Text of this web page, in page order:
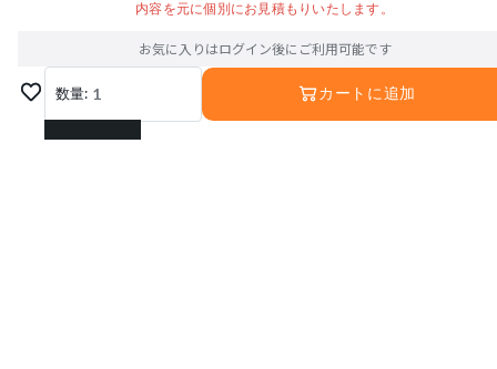
内容を元に個別にお見積もりいたします。
お気に入りはログイン後にご利用可能です
数量: 1
1
カートに追加